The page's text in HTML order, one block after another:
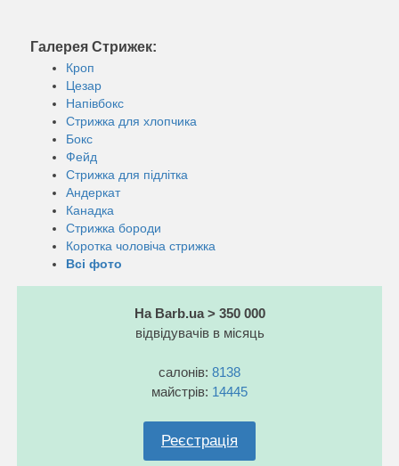
Галерея Стрижек:
Кроп
Цезар
Напівбокс
Стрижка для хлопчика
Бокс
Фейд
Стрижка для підлітка
Андеркат
Канадка
Стрижка бороди
Коротка чоловіча стрижка
Всі фото
На Barb.ua > 350 000
відвідувачів в місяць
салонів: 8138
майстрів: 14445
Реєстрація